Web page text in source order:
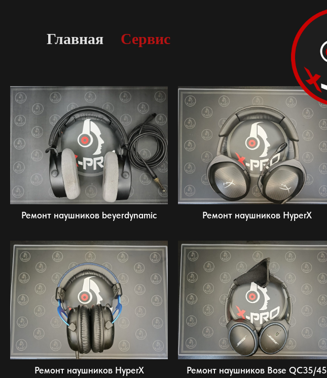
Главная Сервис
Ремонт наушников beyerdynamic Ремонт наушников HyperX
Ремонт наушников HyperX Ремонт наушников Bose QC35/45